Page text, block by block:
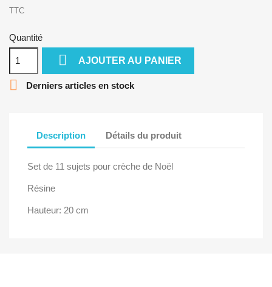
TTC
Quantité
 AJOUTER AU PANIER
 Derniers articles en stock
Description Détails du produit
Set de 11 sujets pour crèche de Noël
Résine
Hauteur: 20 cm